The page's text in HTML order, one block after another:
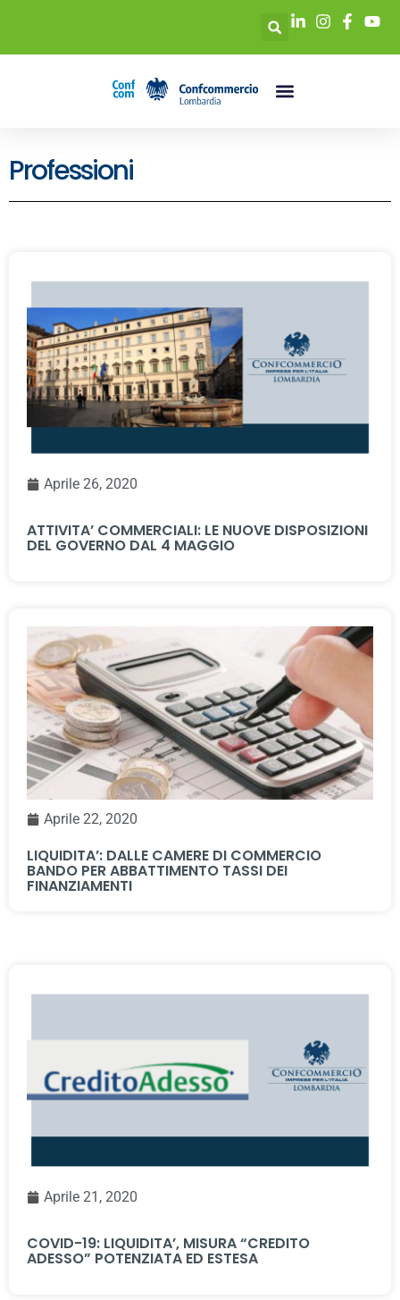
Professioni
Aprile 26, 2020
ATTIVITA’ COMMERCIALI: LE NUOVE DISPOSIZIONI
DEL GOVERNO DAL 4 MAGGIO
Aprile 22, 2020
LIQUIDITA’: DALLE CAMERE DI COMMERCIO
BANDO PER ABBATTIMENTO TASSI DEI
FINANZIAMENTI
Aprile 21, 2020
COVID-19: LIQUIDITA’, MISURA “CREDITO
ADESSO” POTENZIATA ED ESTESA